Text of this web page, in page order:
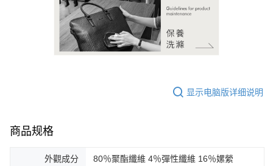
显示电脑版详细说明
商品规格
外觀成分 80％聚酯纖維 4％彈性纖維 16％嫘縈